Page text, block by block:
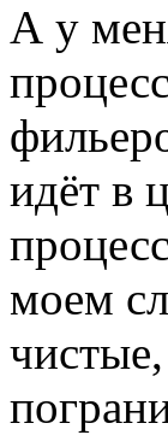
А у
идёт в
моем